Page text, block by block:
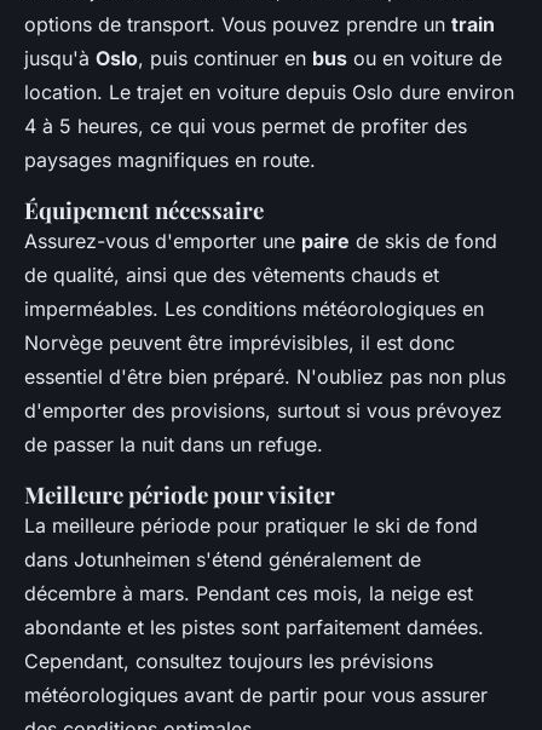
options de transport. Vous pouvez prendre un train
jusqu'à Oslo, puis continuer en bus ou en voiture de
location. Le trajet en voiture depuis Oslo dure environ
4 à 5 heures, ce qui vous permet de profiter des
paysages magnifiques en route.
Équipement nécessaire
Assurez-vous d'emporter une paire de skis de fond
de qualité, ainsi que des vêtements chauds et
imperméables. Les conditions météorologiques en
Norvège peuvent être imprévisibles, il est donc
essentiel d'être bien préparé. N'oubliez pas non plus
d'emporter des provisions, surtout si vous prévoyez
de passer la nuit dans un refuge.
Meilleure période pour visiter
La meilleure période pour pratiquer le ski de fond
dans Jotunheimen s'étend généralement de
décembre à mars. Pendant ces mois, la neige est
abondante et les pistes sont parfaitement damées.
Cependant, consultez toujours les prévisions
météorologiques avant de partir pour vous assurer